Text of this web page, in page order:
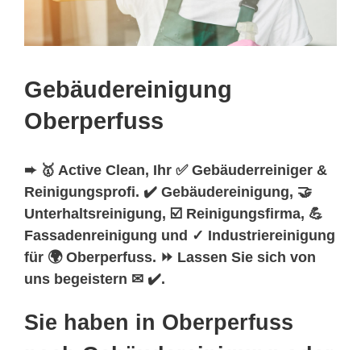
Gebäudereinigung
Oberperfuss
➨ 🥇 Active Clean, Ihr ✅ Gebäuderreiniger &
Reinigungsprofi. ✔️ Gebäudereinigung, 🤝
Unterhaltsreinigung, ☑️ Reinigungsfirma, 💪
Fassadenreinigung und ✓ Industriereinigung
für 🌍 Oberperfuss. ⏩ Lassen Sie sich von
uns begeistern ✉ ✔️.
Sie haben in Oberperfuss